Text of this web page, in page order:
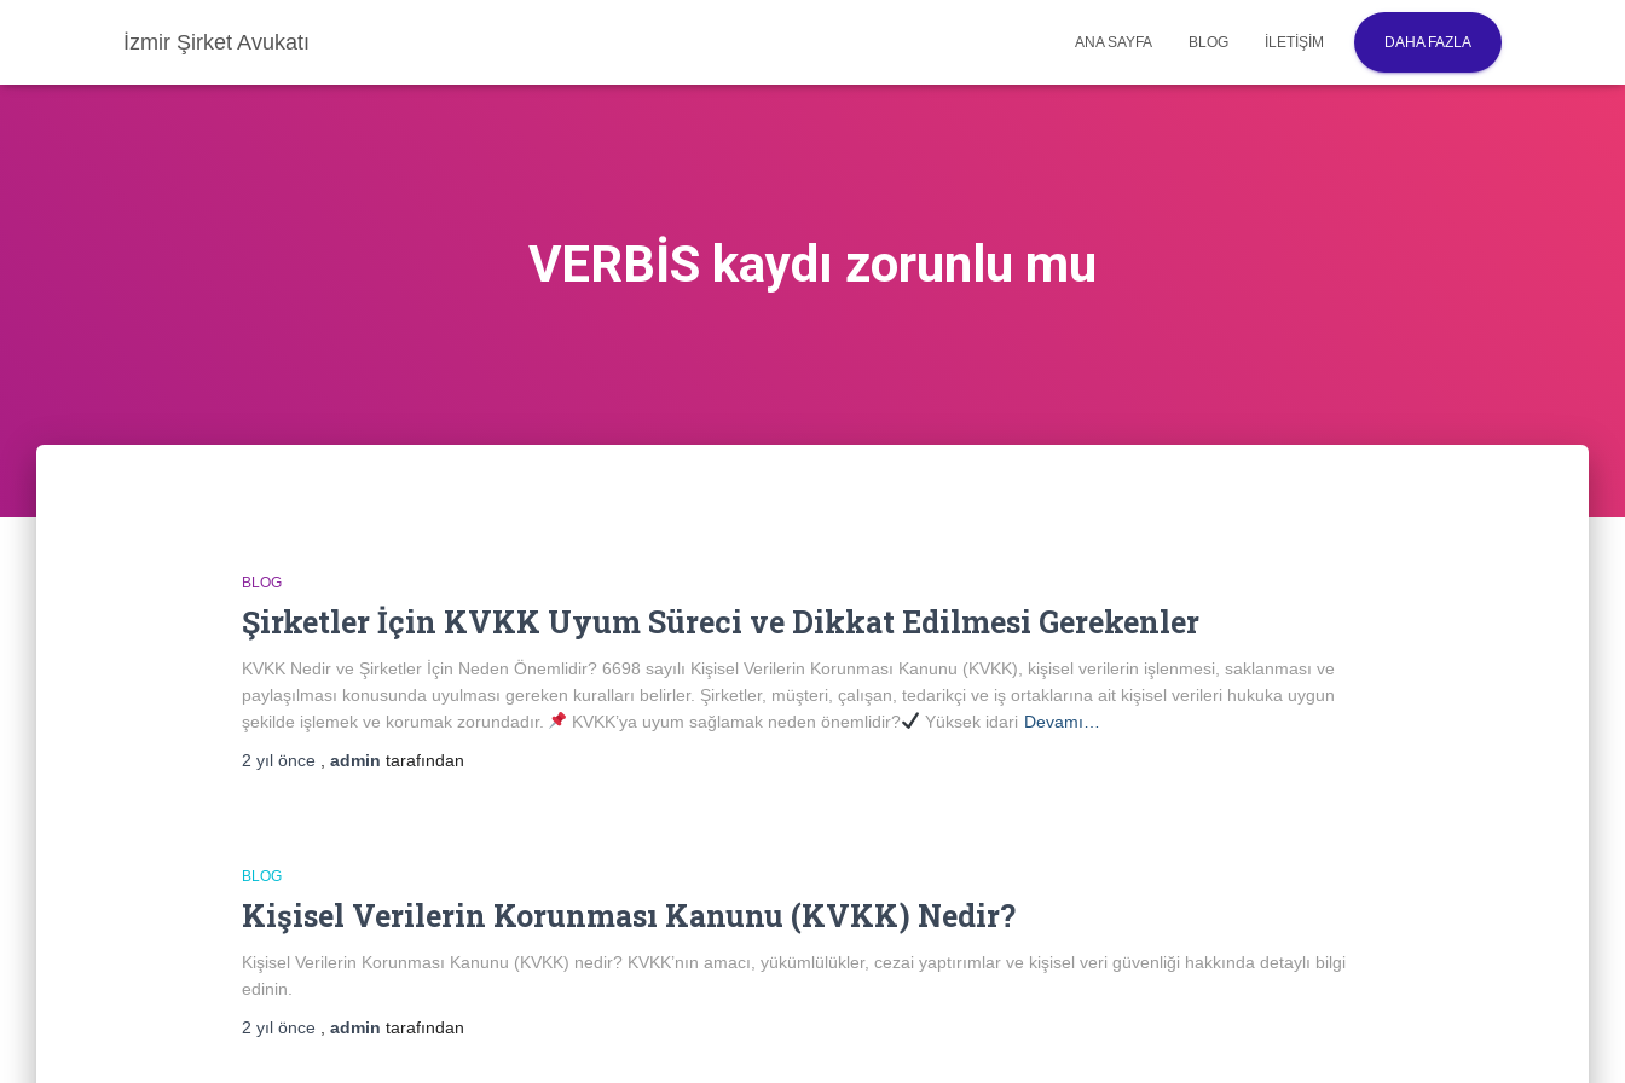
İzmir Şirket Avukatı ANA SAYFA BLOG İLETIŞIM DAHA FAZLA
VERBİS kaydı zorunlu mu
BLOG
Şirketler İçin KVKK Uyum Süreci ve Dikkat Edilmesi Gerekenler
KVKK Nedir ve Şirketler İçin Neden Önemlidir? 6698 sayılı Kişisel Verilerin Korunması Kanunu (KVKK), kişisel verilerin işlenmesi, saklanması ve
paylaşılması konusunda uyulması gereken kuralları belirler. Şirketler, müşteri, çalışan, tedarikçi ve iş ortaklarına ait kişisel verileri hukuka uygun
şekilde işlemek ve korumak zorundadır.
KVKK’ya uyum sağlamak neden önemlidir? Yüksek idari Devamı…
2 yılönce admin tarafından
BLOG
Kişisel Verilerin Korunması Kanunu (KVKK) Nedir?
Kişisel Verilerin Korunması Kanunu (KVKK) nedir? KVKK’nın amacı, yükümlülükler, cezai yaptırımlar ve kişisel veri güvenliği hakkında detaylı bilgi
edinin.
2 yılönce admin tarafından